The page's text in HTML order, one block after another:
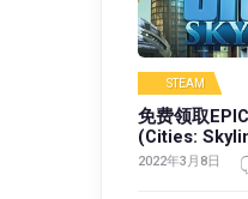
STEAM
免费领取
(Cities:
2022年3月8日